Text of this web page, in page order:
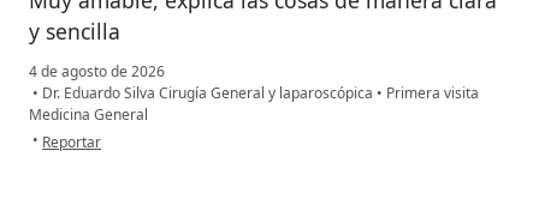
y sencilla
4 de agosto de 2026
• Dr. Eduardo Silva Cirugía General y laparoscópica • Primera visita
Medicina General
• en opinión del usuario F S
Reportar